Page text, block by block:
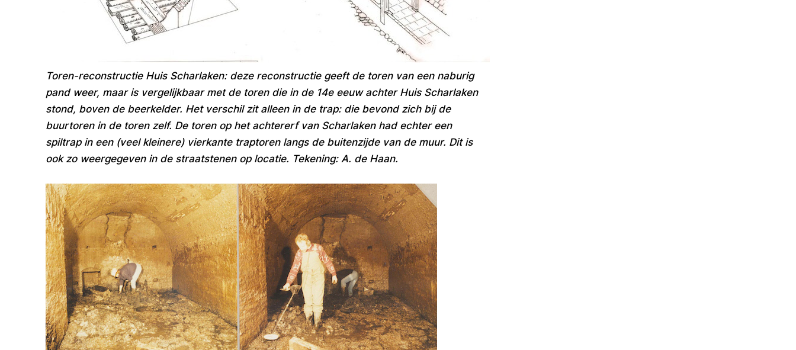
Toren-reconstructie Huis Scharlaken: deze reconstructie geeft de toren van een naburig
pand weer, maar is vergelijkbaar met de toren die in de 14e eeuw achter Huis Scharlaken
stond, boven de beerkelder. Het verschil zit alleen in de trap: die bevond zich bij de
buurtoren in de toren zelf. De toren op het achtererf van Scharlaken had echter een
spiltrap in een (veel kleinere) vierkante traptoren langs de buitenzijde van de muur. Dit is
ook zo weergegeven in de straatstenen op locatie. Tekening: A. de Haan.